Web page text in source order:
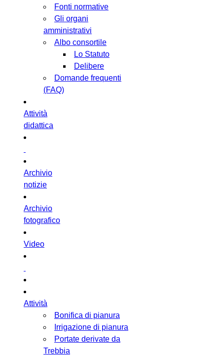
Fonti normative
Gli organi
amministrativi
Albo consortile
Lo Statuto
Delibere
Domande frequenti
(FAQ)
Attività
didattica
Archivio
notizie
Archivio
fotografico
Video
Attività
Bonifica di pianura
Irrigazione di pianura
Portate derivate da
Trebbia